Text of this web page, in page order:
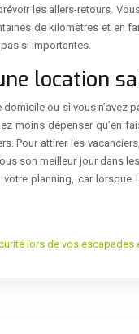
les allers-retours.
de kilomètres et en
si importantes.
location
ou si vous
moins dépenser qu’en
Pour attirer les
son meilleur jour dans
planning, car
lors de vos escapades